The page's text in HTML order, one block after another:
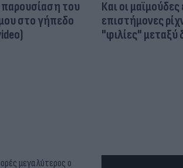
του
στο γήπεδο
Και οι
επιστήμονες
"φιλίες" μεταξύ